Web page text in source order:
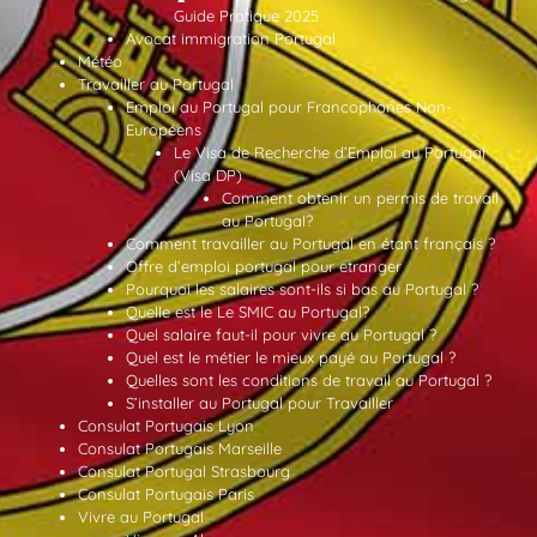
Guide Pratique 2025
Avocat immigration Portugal
Météo
Travailler au Portugal
Emploi au Portugal pour Francophones Non-
Européens
Le Visa de Recherche d’Emploi au Portugal
(Visa DP)
Comment obtenir un permis de travail
au Portugal?
Comment travailler au Portugal en étant français ?
Offre d’emploi portugal pour etranger
Pourquoi les salaires sont-ils si bas au Portugal ?
Quelle est le Le SMIC au Portugal?
Quel salaire faut-il pour vivre au Portugal ?
Quel est le métier le mieux payé au Portugal ?
Quelles sont les conditions de travail au Portugal ?
S’installer au Portugal pour Travailler
Consulat Portugais Lyon
Consulat Portugais Marseille
Consulat Portugal Strasbourg
Consulat Portugais Paris
Vivre au Portugal